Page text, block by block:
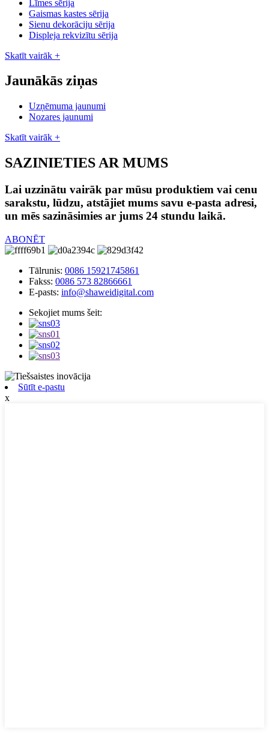
Līmes sērija
Gaismas kastes sērija
Sienu dekorāciju sērija
Displeja rekvizītu sērija
Skatīt vairāk +
Jaunākās ziņas
Uzņēmuma jaunumi
Nozares jaunumi
Skatīt vairāk +
SAZINIETIES AR MUMS
Lai uzzinātu vairāk par mūsu produktiem vai cenu
sarakstu, lūdzu, atstājiet mums savu e-pasta adresi,
un mēs sazināsimies ar jums 24 stundu laikā.
ABONĒT
Tālrunis: 0086 15921745861
Fakss: 0086 573 82866661
E-pasts: info@shaweidigital.com
Sekojiet mums šeit:
Sūtīt e-pastu
x